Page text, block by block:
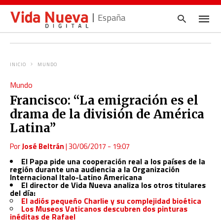
España
y
pulsa
en
INICIO MUNDO
Mundo
Francisco: “La emigración es el
drama de la división de América
Latina”
PorJosé Beltrán|30/06/2017 - 19:07
El Papa pide una cooperación real a los países de la
región durante una audiencia a la Organización
Internacional Italo-Latino Americana
El director de Vida Nueva analiza los otros titulares
del día:
El adiós pequeño Charlie y su complejidad bioética
Los Museos Vaticanos descubren dos pinturas
inéditas de Rafael